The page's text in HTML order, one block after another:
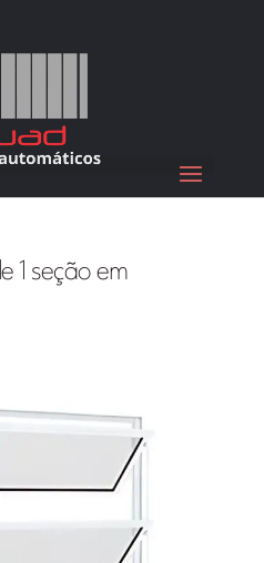
1 seção em